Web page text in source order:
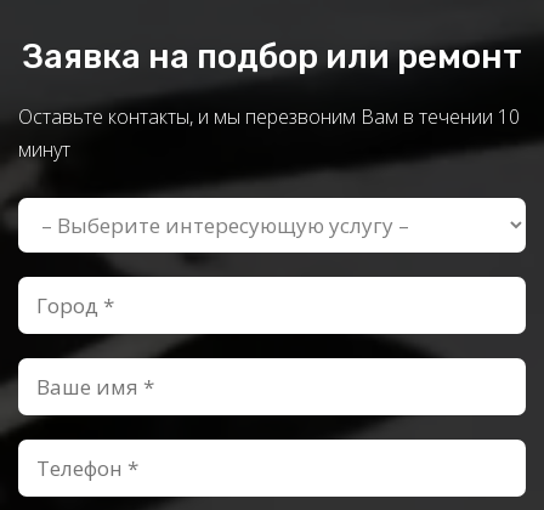
Заявка на подбор или ремонт
Оставьте контакты, и мы перезвоним Вам в течении 10
минут